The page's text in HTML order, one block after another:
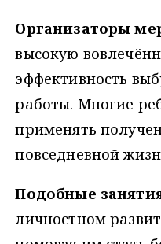
Организаторы
высокую
эффективность
работы. Многие
применять
повседневной
Подобные
личностном